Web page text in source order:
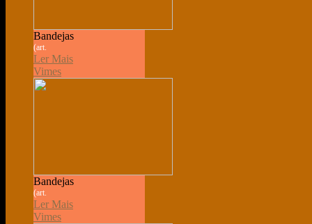
Bandejas
(art.
Ler Mais
Vimes
Bandejas
(art.
Ler Mais
Vimes